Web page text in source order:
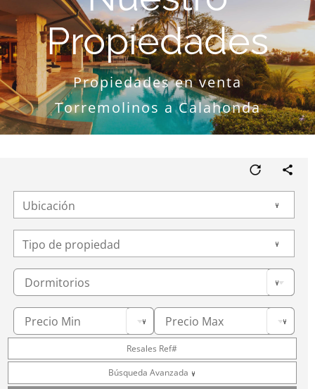
Propiedades
Propiedades en venta
Torremolinos a Calahonda
Dormitorios
Precio Min Precio Max
Resales Ref#
Búsqueda Avanzada